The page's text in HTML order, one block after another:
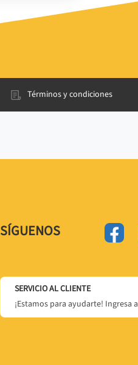
Términos y condiciones
SÍGUENOS
SERVICIO AL CLIENTE
¡Estamos para ayudarte! Ingresa a